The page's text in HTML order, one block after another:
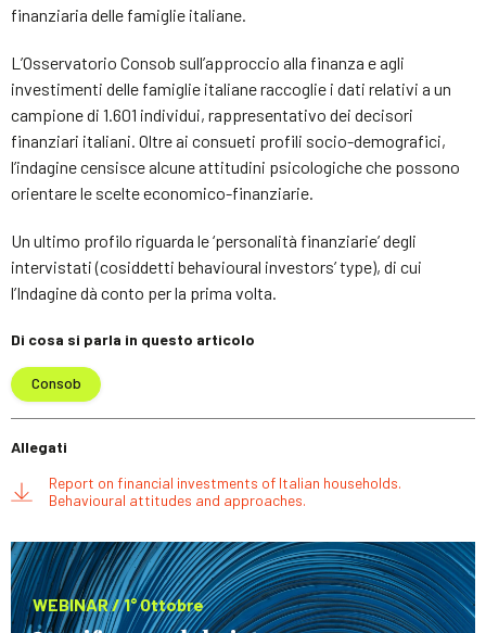
finanziaria delle famiglie italiane.
L’Osservatorio Consob sull’approccio alla finanza e agli
investimenti delle famiglie italiane raccoglie i dati relativi a un
campione di 1.601 individui, rappresentativo dei decisori
finanziari italiani. Oltre ai consueti profili socio-demografici,
l’indagine censisce alcune attitudini psicologiche che possono
orientare le scelte economico-finanziarie.
Un ultimo profilo riguarda le ‘personalità finanziarie’ degli
intervistati (cosiddetti behavioural investors’ type), di cui
l’Indagine dà conto per la prima volta.
Di cosa si parla in questo articolo
Consob
Allegati
Report on financial investments of Italian households.
Behavioural attitudes and approaches.
WEBINAR / 1° Ottobre